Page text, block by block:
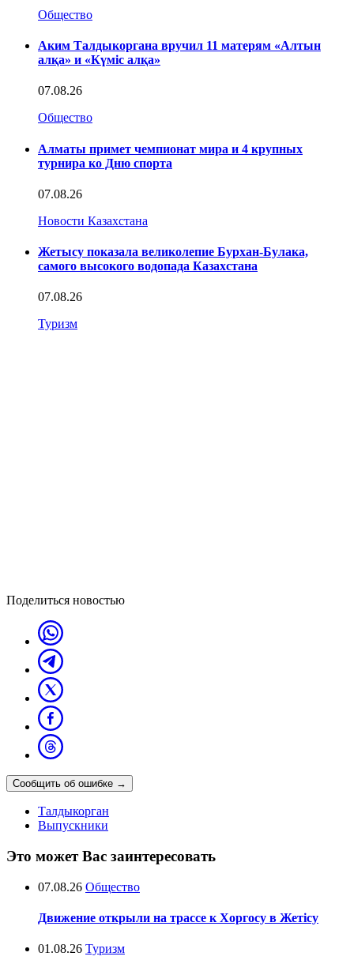
Общество
Аким Талдыкоргана вручил 11 матерям «Алтын
алқа» и «Күміс алқа»
07.08.26
Общество
Алматы примет чемпионат мира и 4 крупных
турнира ко Дню спорта
07.08.26
Новости Казахстана
Жетысу показала великолепие Бурхан-Булака,
самого высокого водопада Казахстана
07.08.26
Туризм
Поделиться новостью
Сообщить об ошибке →
Талдыкорган
Выпускники
Это может Вас заинтересовать
07.08.26 Общество
Движение открыли на трассе к Хоргосу в Жетісу
01.08.26 Туризм